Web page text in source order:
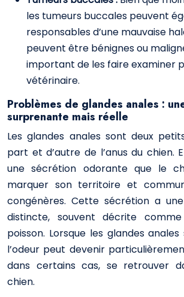
les tumeurs buccales peuvent
responsables d’une mauvaise
peuvent être bénignes ou
important de les faire examiner
vétérinaire.
Problèmes de glandes anales :
surprenante mais réelle
Les glandes anales sont deux
part et d’autre de l’anus du chien.
une sécrétion odorante que le
marquer son territoire et
congénères. Cette sécrétion a
distincte, souvent décrite
poisson. Lorsque les glandes
l’odeur peut devenir
dans certains cas, se retrouver
chien.